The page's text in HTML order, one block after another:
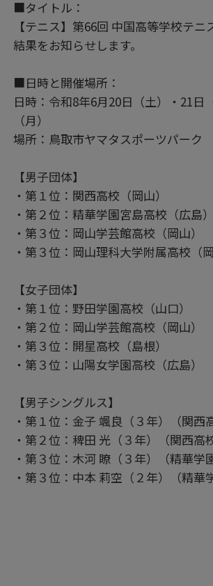
■タイトル：
【テニス】第66回 中国高等学校テニ
結果をお知らせします。
■日時と開催場所：
日時：令和8年6月20日（土）・21日
（月）
場所：鳥取市ヤマタスポーツパーク
【男子団体】
・第１位：関西高校（岡山）
・第２位：精華学園宮島高校（広島）
・第３位：岡山学芸館高校（岡山）
・第３位：岡山理科大学附属高校（岡
【女子団体】
・第１位：野田学園高校（山口）
・第２位：岡山学芸館高校（岡山）
・第３位：開星高校（島根）
・第３位：山陽女学園高校（広島）
【男子シングルス】
・第１位：金子 颯良（３年）（関西
・第２位：稗田 光（３年）（関西高校
・第３位：木河 瞭（３年）（精華学
・第３位：中本 莉空（２年）（精華